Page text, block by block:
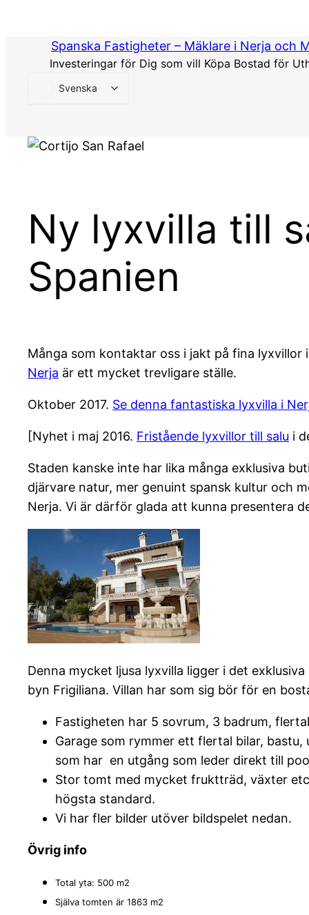
Spanska Fastigheter – Mäklare i Nerja och
Investeringar för Dig som vill Köpa Bostad för
Svenska
Ny lyxvilla till
Spanien
Många som kontaktar oss i jakt på fina lyxvillor
Nerja är ett mycket trevligare ställe.
Oktober 2017. Se denna fantastiska lyxvilla i
[Nyhet i maj 2016. Fristående lyxvillor till salu i
Staden kanske inte har lika många exklusiva
djärvare natur, mer genuint spansk kultur och
Nerja. Vi är därför glada att kunna presentera
Denna mycket ljusa lyxvilla ligger i det
byn Frigiliana. Villan har som sig bör för en
Fastigheten har 5 sovrum, 3 badrum,
Garage som rymmer ett flertal bilar,
som har en utgång som leder direkt till
Stor tomt med mycket fruktträd, växter
högsta standard.
Vi har fler bilder utöver bildspelet nedan.
Övrig info
Total yta: 500 m2
Själva tomten är 1863 m2